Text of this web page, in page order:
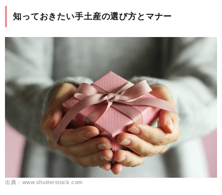
知っておきたい手土産の選び方とマナー
出典：www.shutterstock.com